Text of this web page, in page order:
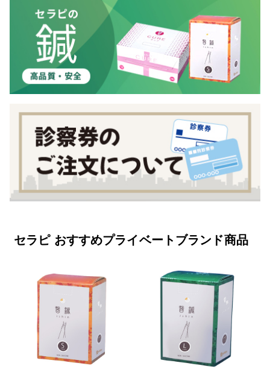
セラピ おすすめプライベートブランド商品